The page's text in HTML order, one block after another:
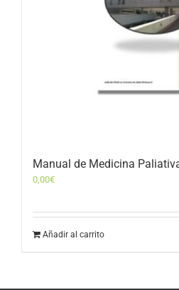
Manual de Medicina
0,00€
Añadir al carrito